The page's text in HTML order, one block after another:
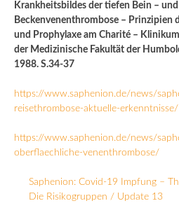
Krankheitsbildes der tiefen Bein – und
Beckenvenenthrombose – Prinzipien
und Prophylaxe am Charité –
der Medizinische Fakultät der
1988. S.34-37
https://www.saphenion.de/news/
reisethrombose-aktuelle-erkenntnisse/
https://www.saphenion.de/news/
oberflaechliche-venenthrombose/
Saphenion: Covid-19 Impfung –
Die Risikogruppen / Update 13